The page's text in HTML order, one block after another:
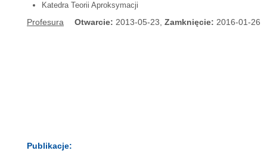
Katedra Teorii Aproksymacji
Profesura Otwarcie: 2013-05-23, Zamknięcie: 2016-01-26
Publikacje: